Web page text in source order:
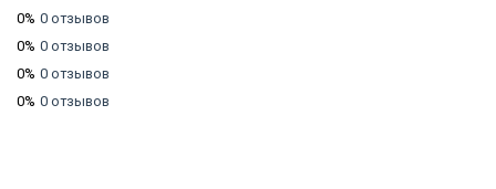
0% 0 отзывов
0% 0 отзывов
0% 0 отзывов
0% 0 отзывов